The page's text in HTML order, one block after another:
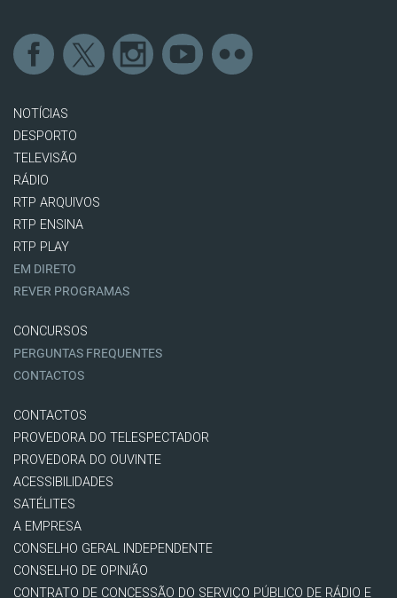
NOTÍCIAS
DESPORTO
TELEVISÃO
RÁDIO
RTP ARQUIVOS
RTP ENSINA
RTP PLAY
EM DIRETO
REVER PROGRAMAS
CONCURSOS
PERGUNTAS FREQUENTES
CONTACTOS
CONTACTOS
PROVEDORA DO TELESPECTADOR
PROVEDORA DO OUVINTE
ACESSIBILIDADES
SATÉLITES
A EMPRESA
CONSELHO GERAL INDEPENDENTE
CONSELHO DE OPINIÃO
CONTRATO DE CONCESSÃO DO SERVIÇO PÚBLICO DE RÁDIO E